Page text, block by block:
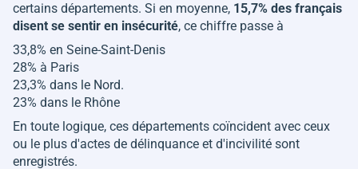
certains départements. Si en moyenne, 15,7% des français
disent se sentir en insécurité, ce chiffre passe à
33,8% en Seine-Saint-Denis
28% à Paris
23,3% dans le Nord.
23% dans le Rhône
En toute logique, ces départements coïncident avec ceux
ou le plus d'actes de délinquance et d'incivilité sont
enregistrés.